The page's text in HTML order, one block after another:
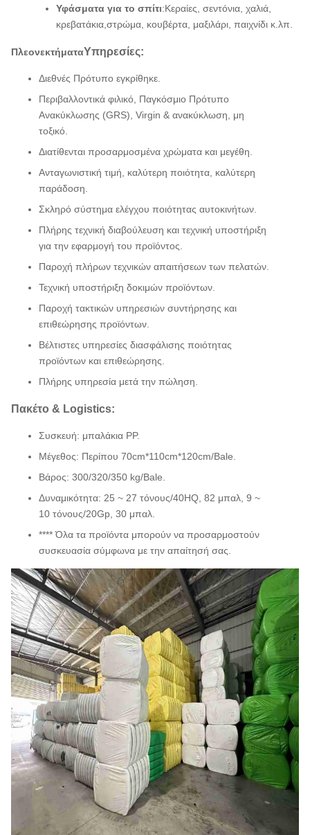
Υφάσματα για το σπίτι:Κεραίες, σεντόνια, χαλιά,
κρεβατάκια, στρώμα, κουβέρτα, μαξιλάρι, παιχνίδι κ.λπ.
ΠλεονεκτήματαΥπηρεσίες:
Διεθνές Πρότυπο εγκρίθηκε.
Περιβαλλοντικά φιλικό, Παγκόσμιο Πρότυπο
Ανακύκλωσης (GRS), Virgin & ανακύκλωση, μη
τοξικό.
Διατίθενται προσαρμοσμένα χρώματα και μεγέθη.
Ανταγωνιστική τιμή, καλύτερη ποιότητα, καλύτερη
παράδοση.
Σκληρό σύστημα ελέγχου ποιότητας αυτοκινήτων.
Πλήρης τεχνική διαβούλευση και τεχνική υποστήριξη
για την εφαρμογή του προϊόντος.
Παροχή πλήρων τεχνικών απαιτήσεων των πελατών.
Τεχνική υποστήριξη δοκιμών προϊόντων.
Παροχή τακτικών υπηρεσιών συντήρησης και
επιθεώρησης προϊόντων.
Βέλτιστες υπηρεσίες διασφάλισης ποιότητας
προϊόντων και επιθεώρησης.
Πλήρης υπηρεσία μετά την πώληση.
Πακέτο & Logistics:
Συσκευή: μπαλάκια PP.
Μέγεθος: Περίπου 70cm*110cm*120cm/Bale.
Βάρος: 300/320/350 kg/Bale.
Δυναμικότητα: 25 ~ 27 τόνους/40HQ, 82 μπαλ, 9 ~
10 τόνους/20Gp, 30 μπαλ.
**** Όλα τα προϊόντα μπορούν να προσαρμοστούν
συσκευασία σύμφωνα με την απαίτησή σας.